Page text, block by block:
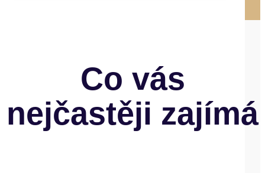
Co vás
nejčastěji zajímá